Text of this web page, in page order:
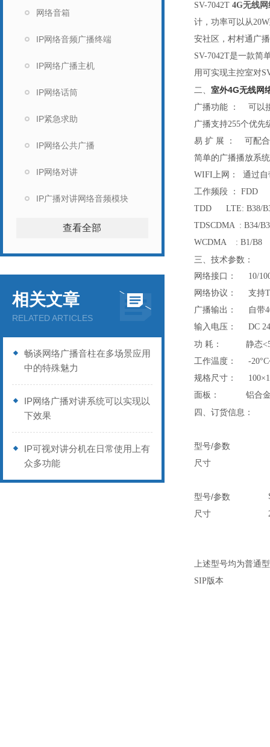
网络音箱
IP网络音频广播终端
IP网络广播主机
IP网络话筒
IP紧急求助
IP网络公共广播
IP网络对讲
IP广播对讲网络音频模块
查看全部
相关文章
RELATED ARTICLES
畅谈网络广播音柱在多场景应用
中的特殊魅力
IP网络广播对讲系统可以实现以
下效果
IP可视对讲分机在日常使用上有
众多功能
SV-7042T 4G无线
计，功率可以从
安社区，村村通广
SV-7042T是一款简
用可实现主控室对
二、 室外4G无线网
广播功能 ： 可以
广播支持255个优
易 扩 展 ： 可配合
简单的广播播放系
WIFI上网： 通过自
工作频段 ： FDD
TDD LTE: B38/
TDSCDMA : B34/
WCDMA : B1/B8
三、 技术参数：
网络接口： 10/
网络协议： 支持
广播输出： 自带
输入电压： DC
功 耗： 静态
工作温度： -
规格尺寸：
面板： 铝合金
四、订货信息：
型号/参数
尺寸
型号/参数
尺寸
上述型号均为普通
SIP版本